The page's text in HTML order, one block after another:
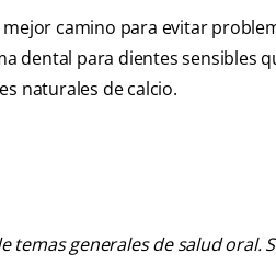
camino para evitar
dental para dientes sensibles
naturales de calcio.
temas generales de salud oral.